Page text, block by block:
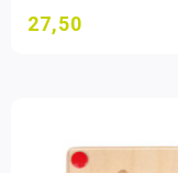
27,50